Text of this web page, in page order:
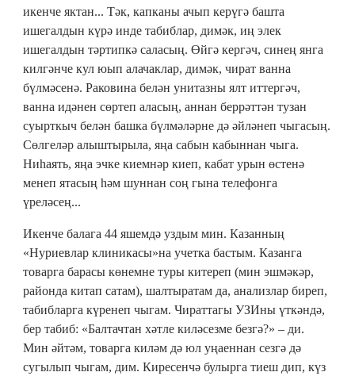
икенче яктан... Тәк, капканы ачып керүгә башта
ишегалдын күрә инде табиблар, димәк, иң элек
ишегалдын тәртипкә саласың. Өйгә кергәч, синең янга
килгәнче кул юып алачаклар, димәк, чират ванна
бүлмәсенә. Раковина белән унитазны ялт иттергәч,
ванна идәнен сөртеп аласың, аннан беррәттән тузан
суырткыч белән башка бүлмәләрне дә әйләнеп чыгасың.
Сөлгеләр алыштырыла, яңа сабын кабыннан чыга.
Ниһаять, яңа эчке киемнәр киеп, кабат урын өстенә
менеп ятасың һәм шуннан соң гына телефонга
үреләсең...
Икенче балага 44 яшемдә уздым мин. Казанның
«Нуриевлар клиникасы»на учетка бастым. Казанга
товарга барасы көнемне туры китереп (мин эшмәкәр,
районда китап сатам), шалтыратам да, анализлар биреп,
табибларга күренеп чыгам. Чираттагы УЗИны үткәндә,
бер табиб: «Балтачтан хәтле киләсезме безгә?» – ди.
Мин әйтәм, товарга киләм дә юл уңаеннан сезгә дә
сугылып чыгам, дим. Киресенчә булырга тиеш дип, күз